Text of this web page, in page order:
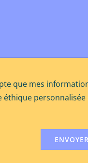
que mes